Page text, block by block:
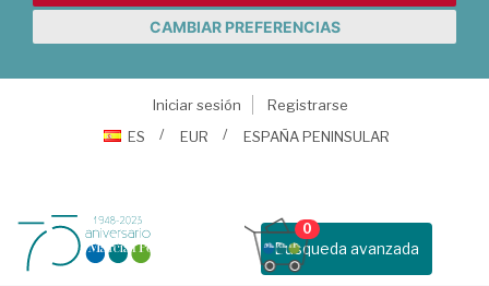
CAMBIAR PREFERENCIAS
Iniciar sesión
Registrarse
ES
EUR ESPAÑA PENINSULAR
Busqueda avanzada
0